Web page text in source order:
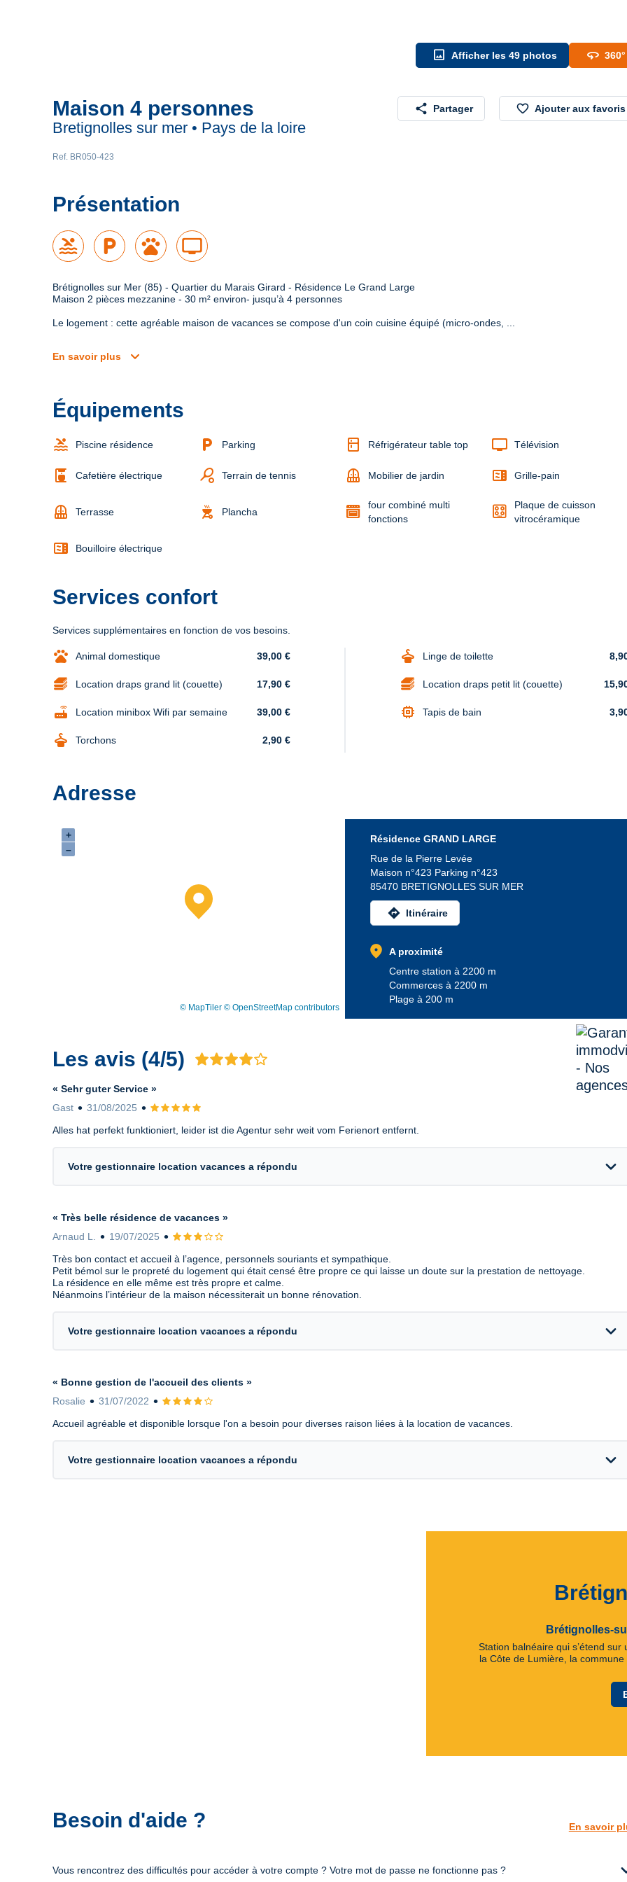
image Afficher les 49 photos 360 360°
Maison 4 personnes
Bretignolles sur mer • Pays de la loire
Ref. BR050-423
share Partager favorite_border Ajouter aux favoris
Présentation
pool local_parking pets tv
Brétignolles sur Mer (85) - Quartier du Marais Girard - Résidence Le Grand Large
Maison 2 pièces mezzanine - 30 m² environ- jusqu’à 4 personnes
Le logement : cette agréable maison de vacances se compose d'un coin cuisine équipé (micro-ondes, ...
En savoir plus expand_more
Équipements
pool Piscine résidence local_parking Parking kitchen Réfrigérateur table top tv Télévision
coffee_maker Cafetière électrique sports_tennis Terrain de tennis balcony Mobilier de jardin microwave Grille-pain
balcony Terrasse outdoor_grill Plancha
four combiné multi
fonctions
Plaque de cuisson
vitrocéramique
microwave Bouilloire électrique
Services confort
Services supplémentaires en fonction de vos besoins.
pets Animal domestique 39,00 € dry_cleaning Linge de toilette
Location draps grand lit (couette) 17,90 € Location draps petit lit (couette)
router Location minibox Wifi par semaine 39,00 € memory Tapis de bain
dry_cleaning Torchons 2,90 €
Adresse
+
–
© MapTiler © OpenStreetMap contributors
Résidence GRAND LARGE
Rue de la Pierre Levée
Maison n°423 Parking n°423
85470 BRETIGNOLLES SUR MER
directions Itinéraire
location_on
A proximité
Centre station à 2200 m
Commerces à 2200 m
Plage à 200 m
Les avis (4/5) Avis 4 sur 5
« Sehr guter Service »
Gast
31/08/2025
Avis 5 sur 5
Alles hat perfekt funktioniert, leider ist die Agentur sehr weit vom Ferienort entfernt.
Votre gestionnaire location vacances a répondu expand_more
« Très belle résidence de vacances »
Arnaud L.
19/07/2025
Avis 3 sur 5
Très bon contact et accueil à l’agence, personnels souriants et sympathique.
Petit bémol sur le propreté du logement qui était censé être propre ce qui laisse un doute sur la prestation de nettoyage.
La résidence en elle même est très propre et calme.
Néanmoins l’intérieur de la maison nécessiterait un bonne rénovation.
Votre gestionnaire location vacances a répondu expand_more
« Bonne gestion de l'accueil des clients »
Rosalie
31/07/2022
Avis 4 sur 5
Accueil agréable et disponible lorsque l'on a besoin pour diverses raison liées à la location de vacances.
Votre gestionnaire location vacances a répondu expand_more
Brétignolles-
Station balnéaire qui s’étend
la Côte de Lumière, la commune
Besoin d'aide ? En savoir
Vous rencontrez des difficultés pour accéder à votre compte ? Votre mot de passe ne fonctionne pas ?